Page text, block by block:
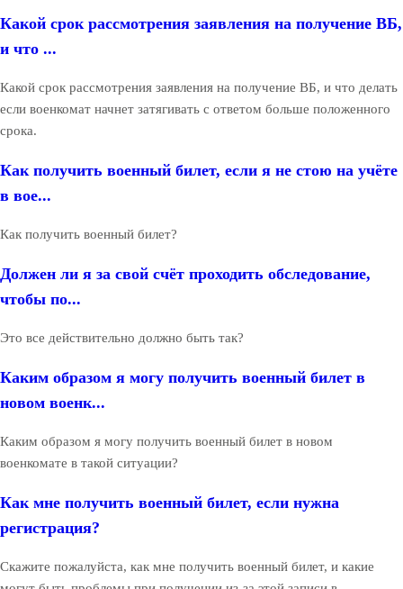
Какой срок рассмотрения заявления на получение ВБ,
и что ...
Какой срок рассмотрения заявления на получение ВБ, и что делать
если военкомат начнет затягивать с ответом больше положенного
срока.
Как получить военный билет, если я не стою на учёте
в вое...
Как получить военный билет?
Должен ли я за свой счёт проходить обследование,
чтобы по...
Это все действительно должно быть так?
Каким образом я могу получить военный билет в
новом военк...
Каким образом я могу получить военный билет в новом
военкомате в такой ситуации?
Как мне получить военный билет, если нужна
регистрация?
Скажите пожалуйста, как мне получить военный билет, и какие